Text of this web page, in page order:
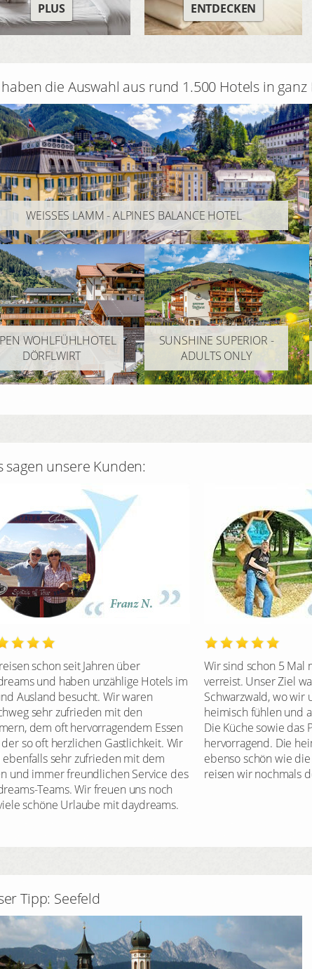
PLUS ENTDECKEN
haben die Auswahl aus rund 1.500 Hotels in ganz
WEISSES LAMM - ALPINES BALANCE HOTEL
WOHLFÜHLHOTEL
DÖRFLWIRT
SUNSHINE SUPERIOR -
ADULTS ONLY
sagen unsere Kunden:
schon seit Jahren über
und haben unzählige Hotels im
Ausland besucht. Wir waren
sehr zufrieden mit den
dem oft hervorragendem Essen
so oft herzlichen Gastlichkeit. Wir
ebenfalls sehr zufrieden mit dem
und immer freundlichen Service des
Teams. Wir freuen uns noch
schöne Urlaube mit daydreams.
Wir sind schon 5 Mal
verreist. Unser Ziel
Schwarzwald, wo wir
heimisch fühlen und
Die Küche sowie das
hervorragend. Die
ebenso schön wie
reisen wir nochmals
Tipp: Seefeld